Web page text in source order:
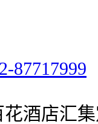
87717999
酒店汇